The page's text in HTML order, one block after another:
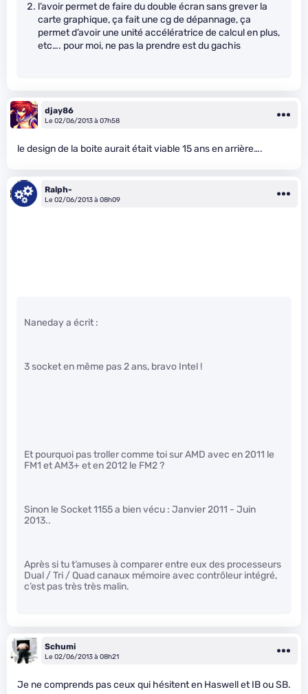
l’avoir permet de faire du double écran sans grever la
carte graphique, ça fait une cg de dépannage, ça
permet d’avoir une unité accélératrice de calcul en plus,
etc…. pour moi, ne pas la prendre est du gachis
djay86
Le 02/06/2013 à 07h58
le design de la boite aurait était viable 15 ans en arrière….
Ralph-
Le 02/06/2013 à 08h09
Naneday a écrit :
3 socket en même pas 2 ans, bravo Intel !
Et pourquoi pas troller comme toi sur AMD avec en 2011 le
FM1 et AM3+ et en 2012 le FM2 ?
Sinon le Socket 1155 a bien vécu : Janvier 2011 - Juin
2013..
Après si tu t’amuses à comparer entre eux des processeurs
Dual / Tri / Quad canaux mémoire avec contrôleur intégré,
c’est pas très très malin.
Schumi
Le 02/06/2013 à 08h21
Je ne comprends pas ceux qui hésitent en Haswell et IB ou SB.